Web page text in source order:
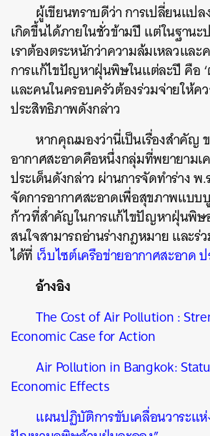
ผู้เขียนทราบดีว่า การเปลี่ยนแป
เกิดขึ้นได้ภายในชั่วข้ามปี แต่ในฐาน
เราต้องตระหนักว่าความล้มเหลวและ
การแก้ไขปัญหาฝุ่นพิษในแต่ละปี คือ ‘
และคนในครอบครัวต้องร่วมจ่ายให้ค
ประสิทธิภาพดังกล่าว
หากคุณมองว่านี่เป็นเรื่องสำคัญ
อากาศสะอาดคือหนึ่งกลุ่มที่พยายามเ
ประเด็นดังกล่าว ผ่านการจัดทำร่าง
จัดการอากาศสะอาดเพื่อสุขภาพแบบ
ก้าวที่สำคัญในการแก้ไขปัญหาฝุ่นพิษ
สนใจสามารถอ่านร่างกฎหมาย และ
ได้ที่ เว็บไซต์เครือข่ายอากาศสะอาด
อ้างอิง
The Cost of Air Pollution :
Economic Case for Action
Air Pollution in Bangkok:
Economic Effects
แผนปฏิบัติการขับเคลื่อนวาระแห่